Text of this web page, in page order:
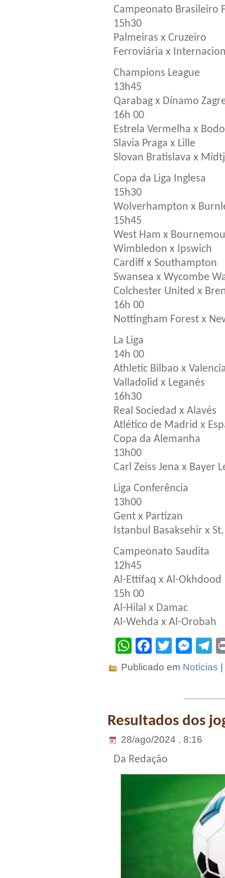
Campeonato Brasileiro
15h30
Palmeiras x Cruzeiro
Ferroviária x
Champions League
13h45
Qarabag x Dínamo
16h 00
Estrela Vermelha x
Slavia Praga x Lille
Slovan Bratislava x
Copa da Liga Inglesa
15h30
Wolverhampton x
15h45
West Ham x
Wimbledon x Ipswich
Cardiff x Southampton
Swansea x Wycombe
Colchester United x
16h 00
Nottingham Forest x
La Liga
14h 00
Athletic Bilbao x
Valladolid x Leganés
16h30
Real Sociedad x Alavés
Atlético de Madrid x
Copa da Alemanha
13h00
Carl Zeiss Jena x Bayer
Liga Conferência
13h00
Gent x Partizan
Istanbul Basaksehir x St.
Campeonato Saudita
12h45
Al-Ettifaq x Al-Okhdood
15h 00
Al-Hilal x Damac
Al-Wehda x Al-Orobah
WhatsApp
Facebook
Twitter
Publicado em Notícias
Resultados dos
28/ago/2024 . 8:16
Da Redação